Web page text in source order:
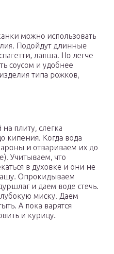
можно использовать
Подойдут длинные
лапша. Но легче
соусом и удобнее
типа рожков,
плиту, слегка
кипения. Когда вода
и отвариваем их до
Учитываем, что
в духовке и они не
Опрокидываем
и даем воде стечь.
миску. Даем
А пока варятся
и курицу.